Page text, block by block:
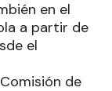
en el
a partir de
el
de